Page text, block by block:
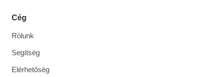
Cég
Rólunk
Segítség
Elérhetőség